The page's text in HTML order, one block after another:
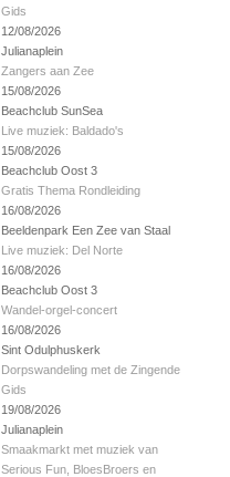
Gids
12/08/2026
Julianaplein
Zangers aan Zee
15/08/2026
Beachclub SunSea
Live muziek: Baldado's
15/08/2026
Beachclub Oost 3
Gratis Thema Rondleiding
16/08/2026
Beeldenpark Een Zee van Staal
Live muziek: Del Norte
16/08/2026
Beachclub Oost 3
Wandel-orgel-concert
16/08/2026
Sint Odulphuskerk
Dorpswandeling met de Zingende
Gids
19/08/2026
Julianaplein
Smaakmarkt met muziek van
Serious Fun, BloesBroers en